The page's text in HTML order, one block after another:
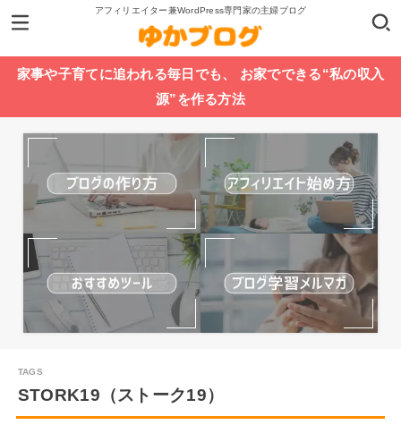
アフィリエイター兼WordPress専門家の主婦ブログ
家事や子育てに追われる毎日でも、 お家でできる“私の収入
源”を作る方法
STORK19（ストーク19）